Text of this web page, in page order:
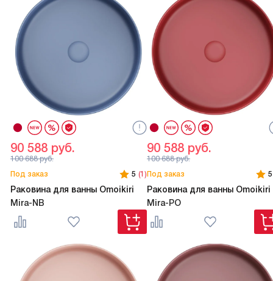
Под заказ 5 (1)
Раковина для ванны Omoikiri
Mira-NB
90 588 руб.
100 688руб.
Под заказ
5
Раковина для ванны Omoikiri
Mira-PO
90 588 руб.
100 688руб.